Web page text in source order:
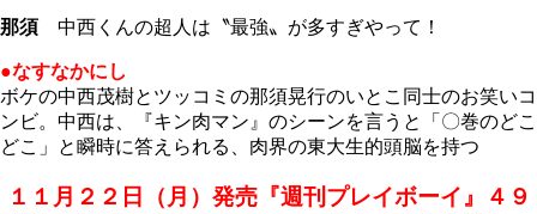
那須 中西くんの超人は〝最強〟が多すぎやって！
●なすなかにし
ボケの中西茂樹とツッコミの那須晃行のいとこ同士のお笑いコ
ンビ。中西は、『キン肉マン』のシーンを言うと「〇巻のどこ
どこ」と瞬時に答えられる、肉界の東大生的頭脳を持つ
１１月２２日（月）発売『週刊プレイボーイ』４９